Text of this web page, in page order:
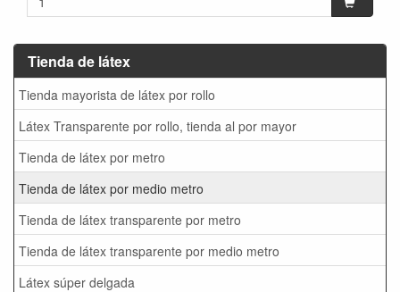
Tienda de látex
Tienda mayorista de látex por rollo
Látex Transparente por rollo, tienda al por mayor
Tienda de látex por metro
Tienda de látex por medio metro
Tienda de látex transparente por metro
Tienda de látex transparente por medio metro
Látex súper delgada